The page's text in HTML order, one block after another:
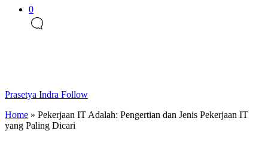
0
Prasetya Indra Follow
Home » Pekerjaan IT Adalah: Pengertian dan Jenis Pekerjaan IT
yang Paling Dicari